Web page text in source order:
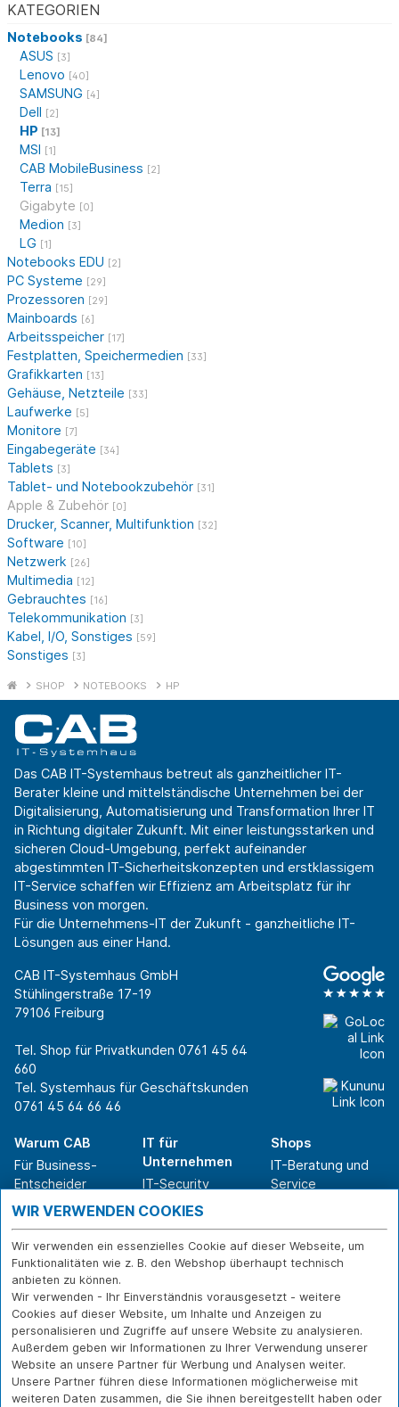
KATEGORIEN
Notebooks [84]
ASUS [3]
Lenovo [40]
SAMSUNG [4]
Dell [2]
HP [13]
MSI [1]
CAB MobileBusiness [2]
Terra [15]
Gigabyte [0]
Medion [3]
LG [1]
Notebooks EDU [2]
PC Systeme [29]
Prozessoren [29]
Mainboards [6]
Arbeitsspeicher [17]
Festplatten, Speichermedien [33]
Grafikkarten [13]
Gehäuse, Netzteile [33]
Laufwerke [5]
Monitore [7]
Eingabegeräte [34]
Tablets [3]
Tablet- und Notebookzubehör [31]
Apple & Zubehör [0]
Drucker, Scanner, Multifunktion [32]
Software [10]
Netzwerk [26]
Multimedia [12]
Gebrauchtes [16]
Telekommunikation [3]
Kabel, I/O, Sonstiges [59]
Sonstiges [3]
SHOP NOTEBOOKS HP
Das CAB IT-Systemhaus betreut als ganzheitlicher IT-
Berater kleine und mittelständische Unternehmen bei der
Digitalisierung, Automatisierung und Transformation Ihrer IT
in Richtung digitaler Zukunft. Mit einer leistungsstarken und
sicheren Cloud-Umgebung, perfekt aufeinander
abgestimmten IT-Sicherheitskonzepten und erstklassigem
IT-Service schaffen wir Effizienz am Arbeitsplatz für ihr
Business von morgen.
Für die Unternehmens-IT der Zukunft - ganzheitliche IT-
Lösungen aus einer Hand.
CAB IT-Systemhaus GmbH
Stühlingerstraße 17-19
79106 Freiburg
Tel. Shop für Privatkunden 0761 45 64
660
Tel. Systemhaus für Geschäftskunden
0761 45 64 66 46
Warum CAB
Für Business-
Entscheider
Für IT-Leiter
Für Privatkunden
Erfolgsgeschichte
n
Branchen
IT für
Unternehmen
IT-Security
IT-Infrastruktur
IT-Service
Softwarelösungen
WLAN-Lösungen
Shops
IT-Beratung und
Service
Versand- und
Zahlarten
Widerruf
Über CAB
Karriere
Sponsoring
Partner
Kontakt
IMPRESSUM
DATENSCHUTZ
FERNWARTUNG
WIR VERWENDEN COOKIES
Wir verwenden ein essenzielles Cookie auf dieser Webseite, um
Funktionalitäten wie z. B. den Webshop überhaupt technisch
anbieten zu können.
Wir verwenden - Ihr Einverständnis vorausgesetzt - weitere
Cookies auf dieser Website, um Inhalte und Anzeigen zu
personalisieren und Zugriffe auf unsere Website zu analysieren.
Außerdem geben wir Informationen zu Ihrer Verwendung unserer
Website an unsere Partner für Werbung und Analysen weiter.
Unsere Partner führen diese Informationen möglicherweise mit
weiteren Daten zusammen, die Sie ihnen bereitgestellt haben oder